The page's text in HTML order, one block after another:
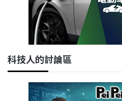
科技人的討論區